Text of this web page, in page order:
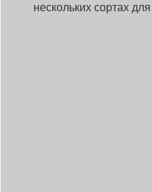
нескольких сортах